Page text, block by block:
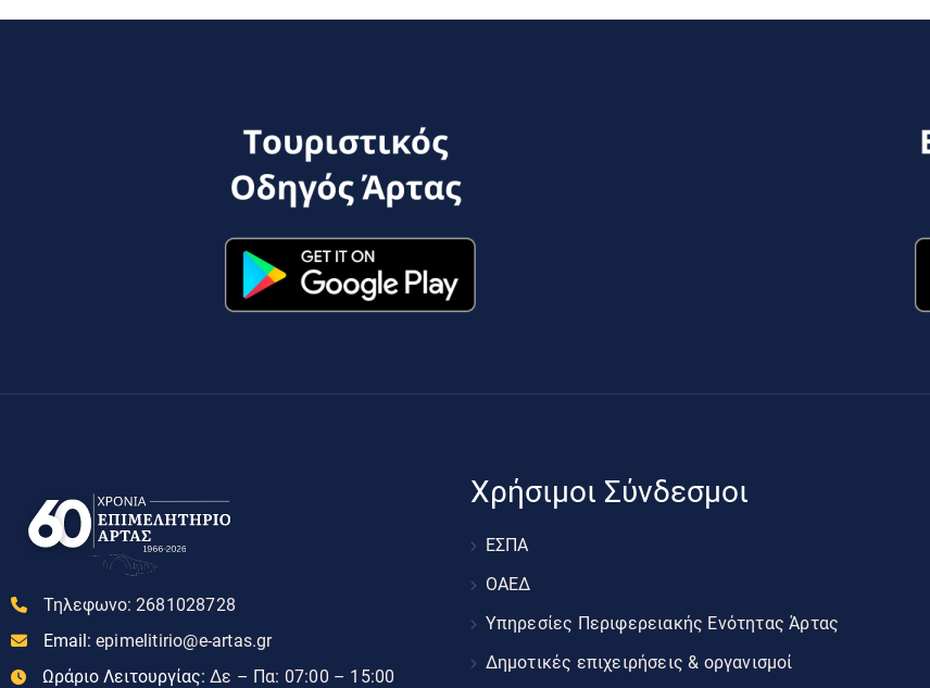
Τηλεφωνο: 2681028728
Email: epimelitirio@e-artas.gr
Ωράριο Λειτουργίας: Δε – Πα: 07:00 – 15:00
Χρήσιμοι Σύνδεσμοι
ΕΣΠΑ
ΟΑΕΔ
Υπηρεσίες Περιφερειακής Ενότητας Άρτας
Δημοτικές επιχειρήσεις & οργανισμοί